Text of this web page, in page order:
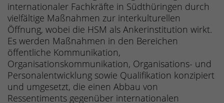
internationaler Fachkräfte in Südthüringen durch
vielfältige Maßnahmen zur interkulturellen
Öffnung, wobei die HSM als Ankerinstitution wirkt.
Es werden Maßnahmen in den Bereichen
öffentliche Kommunikation,
Organisationskommunikation, Organisations- und
Personalentwicklung sowie Qualifikation konzipiert
und umgesetzt, die einen Abbau von
Ressentiments gegenüber internationalen